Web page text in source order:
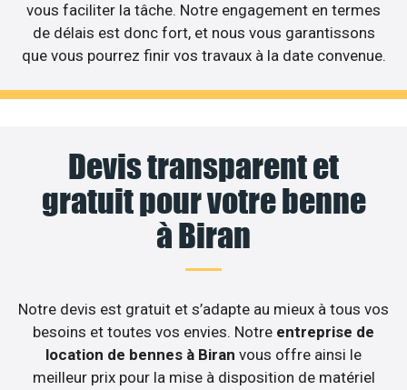
vous faciliter la tâche. Notre engagement en termes
de délais est donc fort, et nous vous garantissons
que vous pourrez finir vos travaux à la date convenue.
Devis transparent et
gratuit pour votre benne
à Biran
Notre devis est gratuit et s’adapte au mieux à tous vos
besoins et toutes vos envies. Notre entreprise de
location de bennes à Biran vous offre ainsi le
meilleur prix pour la mise à disposition de matériel